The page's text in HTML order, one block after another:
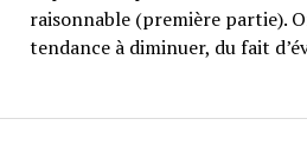
raisonnable (première partie).
tendance à diminuer, du fait